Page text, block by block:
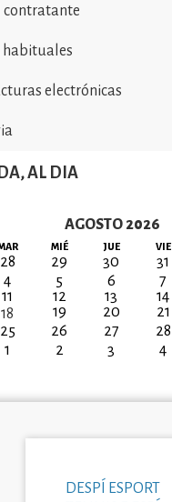
contratante
habituales
electrónicas
AL DIA
AGOSTO 2026
MIÉ JUE VIE
28 29 30 31
4 5 6 7
11 12 13 14
18 19 20 21
25 26 27 28
1 2 3 4
DESPÍ ESPORT